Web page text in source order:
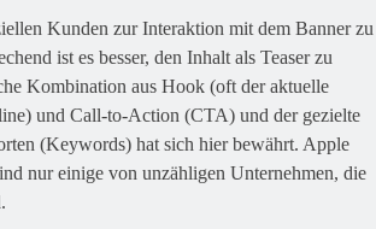
Kunden zur Interaktion mit dem Banner zu
ist es besser, den Inhalt als Teaser zu
Kombination aus Hook (oft der aktuelle
und Call-to-Action (CTA) und der gezielte
(Keywords) hat sich hier bewährt. Apple
nur einige von unzähligen Unternehmen, die